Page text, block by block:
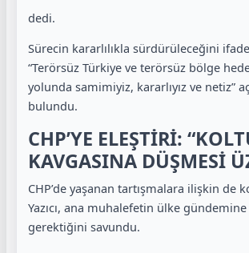
dedi.
Sürecin kararlılıkla sürdürüleceğini ifade
“Terörsüz Türkiye ve terörsüz bölge
yolunda samimiyiz, kararlıyız ve netiz”
bulundu.
CHP’YE ELEŞTİRİ:
KAVGASINA DÜŞMESİ
CHP’de yaşanan tartışmalara ilişkin de
Yazıcı, ana muhalefetin ülke
gerektiğini savundu.